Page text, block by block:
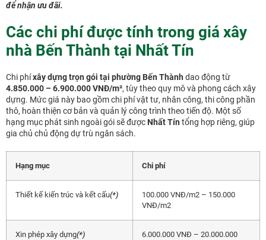
để nhận ưu đãi.
Các chi phí được tính trong giá xây
nhà Bến Thành tại Nhất Tín
Chi phíxây dựng trọn gói tại phường Bến Thành dao động từ
4.850.000 – 6.900.000 VNĐ/m², tùy theo quy mô và phong cách xây
dựng. Mức giá này bao gồm chi phí vật tư, nhân công, thi công phần
thô, hoàn thiện cơ bản và quản lý công trình theo tiến độ. Một số
hạng mục phát sinh ngoài gói sẽ được Nhất Tín tổng hợp riêng, giúp
gia chủ chủ động dự trù ngân sách.
Hạng mục Chi phí
Thiết kế kiến trúc và kết cấu(*)
100.000 VNĐ/m2 – 150.000
VNĐ/m2
Xin phép xây dựng(*)
6.000.000 VNĐ – 20.000.000